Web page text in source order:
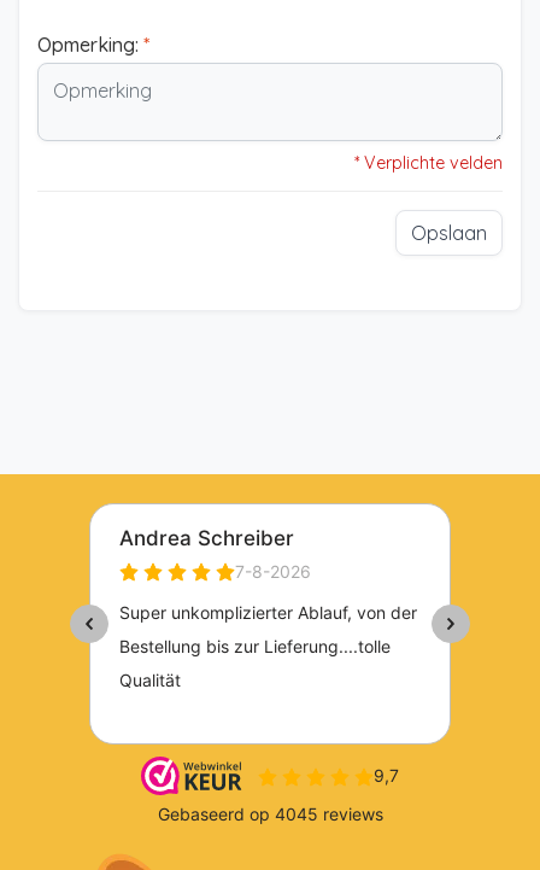
Opmerking: *
* Verplichte velden
Opslaan